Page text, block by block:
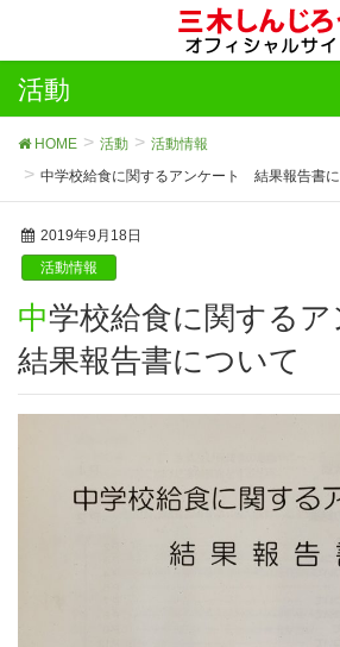
活動
HOME 活動
活動情報
中学校給食に関するアンケート 結果報告書
2019年9月18日
活動情報
中学校給食に関するアンケート
結果報告書について